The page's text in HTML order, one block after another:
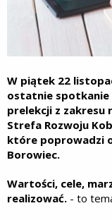
W piątek 22
ostatnie spotkanie
prelekcji z zakresu
Strefa Rozwoju
które poprowadzi
Borowiec.
Wartości, cele,
realizować. - to